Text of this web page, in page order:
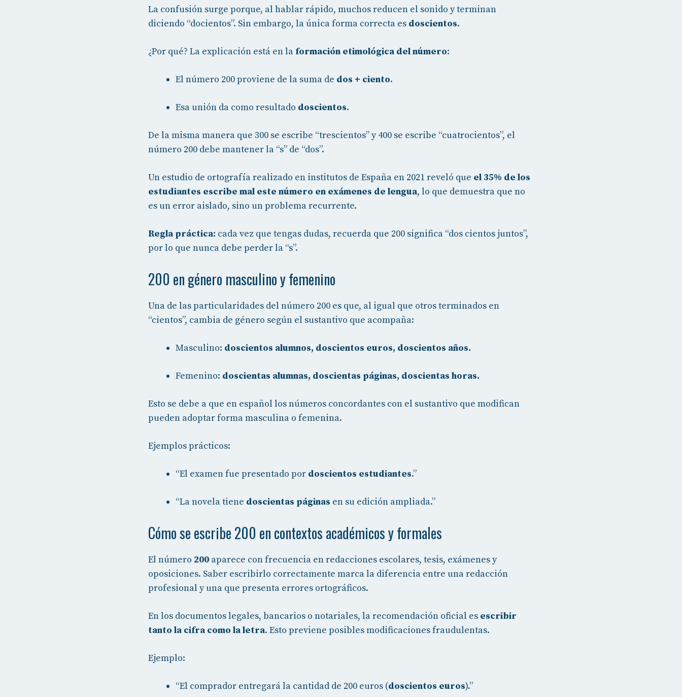
La confusión surge porque, al hablar rápido, muchos reducen el sonido y terminan
diciendo “docientos”. Sin embargo, la única forma correcta es doscientos.
¿Por qué? La explicación está en la formación etimológica del número:
El número 200 proviene de la suma de dos + ciento.
Esa unión da como resultado doscientos.
De la misma manera que 300 se escribe “trescientos” y 400 se escribe “cuatrocientos”, el
número 200 debe mantener la “s” de “dos”.
Un estudio de ortografía realizado en institutos de España en 2021 reveló que el 35% de los
estudiantes escribe mal este número en exámenes de lengua, lo que demuestra que no
es un error aislado, sino un problema recurrente.
Regla práctica: cada vez que tengas dudas, recuerda que 200 significa “dos cientos juntos”,
por lo que nunca debe perder la “s”.
200 en género masculino y femenino
Una de las particularidades del número 200 es que, al igual que otros terminados en
“cientos”, cambia de género según el sustantivo que acompaña:
Masculino: doscientos alumnos, doscientos euros, doscientos años.
Femenino: doscientas alumnas, doscientas páginas, doscientas horas.
Esto se debe a que en español los números concordantes con el sustantivo que modifican
pueden adoptar forma masculina o femenina.
Ejemplos prácticos:
“El examen fue presentado por doscientos estudiantes.”
“La novela tiene doscientas páginas en su edición ampliada.”
Cómo se escribe 200 en contextos académicos y formales
El número 200 aparece con frecuencia en redacciones escolares, tesis, exámenes y
oposiciones. Saber escribirlo correctamente marca la diferencia entre una redacción
profesional y una que presenta errores ortográficos.
En los documentos legales, bancarios o notariales, la recomendación oficial es escribir
tanto la cifra como la letra. Esto previene posibles modificaciones fraudulentas.
Ejemplo:
“El comprador entregará la cantidad de 200 euros (doscientos euros).”